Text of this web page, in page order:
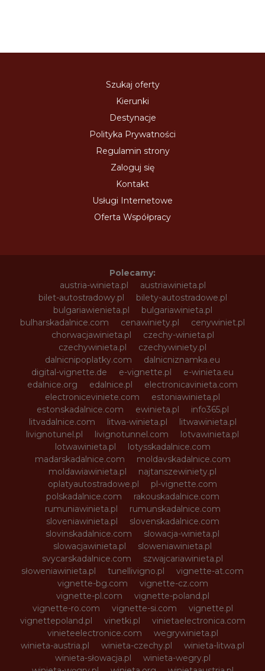
Szukaj oferty
Kierunki
Destynacje
Polityka Prywatności
Regulamin strony
Zaloguj się
Kontakt
Usługi Internetowe
Oferta Współpracy
Polecamy:
austria-winieta.pl
austriawinieta.pl
bilet-autostradowy.pl
bilety-autostradowe.pl
bulgariawienieta.pl
bulgariawinieta.pl
bulharskadalnice.com
cenawiniety.pl
cenywiniet.pl
chorwacjawinieta.pl
czechy-winieta.pl
czechywinieta.pl
czechywiniety.pl
dalnicnipoplatky.com
dalnicniznamka.eu
digital-vignette.de
e-vignette.pl
e-winieta.eu
edalnice.org
edalnice.pl
electronicavinieta.com
electroniceviniete.com
estoniawinieta.pl
estonskadalnice.com
ewinieta.pl
info365.pl
litvadalnice.com
litwa-winieta.pl
litwawinieta.pl
livignotunel.pl
livignotunnel.com
lotvawinieta.pl
lotwawinieta.pl
lotysskadalnice.com
madarskadalnice.com
moldavskadalnice.com
moldawiawinieta.pl
najtanszewiniety.pl
oplatyautostradowe.pl
pl-vignette.com
polskadalnice.com
rakouskadalnice.com
rumuniawinieta.pl
rumunskadalnice.com
sloveniawinieta.pl
slovenskadalnice.com
slovinskadalnice.com
slowacja-winieta.pl
slowacjawinieta.pl
sloweniawinieta.pl
svycarskadalnice.com
szwajcariawinieta.pl
słoweniawinieta.pl
tunellivigno.pl
vignette-at.com
vignette-bg.com
vignette-cz.com
vignette-pl.com
vignette-poland.pl
vignette-ro.com
vignette-si.com
vignette.pl
vignettepoland.pl
vinetki.pl
vinietaelectronica.com
vinieteelectronice.com
wegrywinieta.pl
winieta-austria.pl
winieta-czechy.pl
winieta-litwa.pl
winieta-słowacja.pl
winieta-wegry.pl